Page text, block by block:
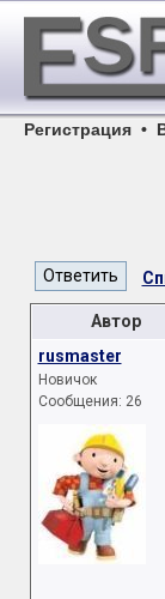
Регистрация •
Автор
rusmaster
Новичок
Сообщения: 26